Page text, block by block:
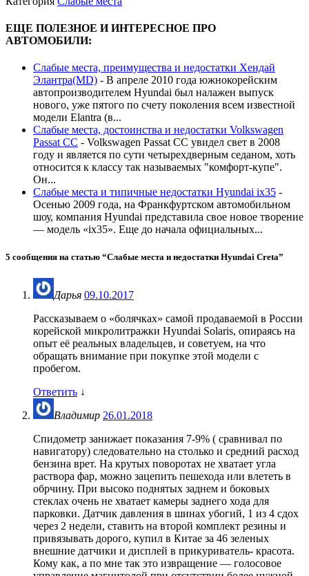
ЕЩЕ ПОЛЕЗНОЕ И ИНТЕРЕСНОЕ ПРО
АВТОМОБИЛИ:
Слабые места, преимущества и недостатки Хендай
Элантра(MD) - В апреле 2010 года южнокорейским
автопроизводителем Hyundai был налажен выпуск
нового, уже пятого по счету поколения всем известной
модели Elantra (в...
Слабые места, достоинства и недостатки Volkswagen
Passat CC - Volkswagen Passat CC увидел свет в 2008
году и является по сути четырехдверным седаном, хоть
относится к классу так называемых "комфорт-купе".
Он...
Слабые места и типичные недостатки Hyundai ix35 -
Осенью 2009 года, на Франкфуртском автомобильном
шоу, компания Hyundai представила свое новое творение
— модель «ix35». Еще до начала официальных...
5 сообщения на статью “Слабые места и недостатки Hyundai Creta”
Дарья 09.10.2017
Рассказываем о «болячках» самой продаваемой в России
корейской микролитражки Hyundai Solaris, опираясь на
опыт её реальных владельцев, и советуем, на что
обращать внимание при покупке этой модели с
пробегом.
Ответить ↓
Владимир 26.01.2018
Спидометр занижает показания 7-9% ( сравнивал по
навигатору) следовательно на столько и средний расход
бензина врет. На крутых поворотах не хватает угла
раствора фар, можно зацепить пешехода или влететь в
обрчину. При высоко поднятых заднем и боковых
стеклах очень не хватает камеры заднего хода для
парковки. Датчик давления в шинах убогий, 1 из 4 сдох
через 2 недели, ставить на второй комплект резины и
привязывать дорого, купил в Китае за 46 зеленых
внешние датчики и дисплей в прикуриватель- красота.
Кому как, а по мне так это извращение — голосовое